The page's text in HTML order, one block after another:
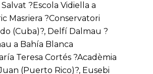
?Escola Vidiella a
Masriera ?Conservatori
(Cuba)?, Delfí Dalmau ?
a Bahía Blanca
Teresa Cortés ?Acadèmia
(Puerto Rico)?, Eusebi